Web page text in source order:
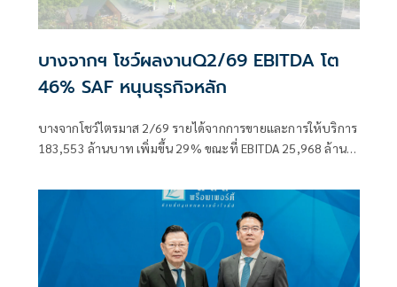
บางจากฯ โชว์ผลงานQ2/69 EBITDA โต
46% SAF หนุนธุรกิจหลัก
บางจากโชว์ไตรมาส 2/69 รายได้จากการขายและการให้บริการ
183,553 ล้านบาท เพิ่มขึ้น 29% ขณะที่ EBITDA 25,968 ล้าน
99% ลั่น SAF หนุนธุรกิจหลัก